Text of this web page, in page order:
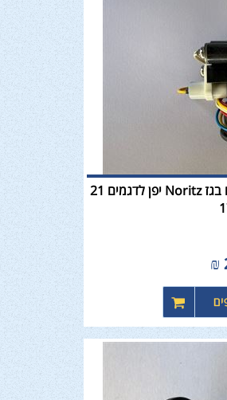
חיישן זרימת מים למחמם מים בגז Noritz יפן לדגמים 21
₪